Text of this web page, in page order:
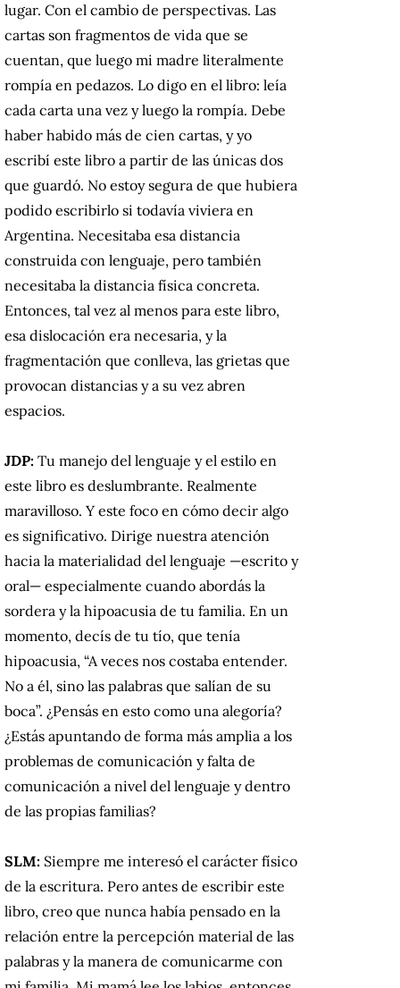
lugar. Con el cambio de perspectivas. Las
cartas son fragmentos de vida que se
cuentan, que luego mi madre literalmente
rompía en pedazos. Lo digo en el libro: leía
cada carta una vez y luego la rompía. Debe
haber habido más de cien cartas, y yo
escribí este libro a partir de las únicas dos
que guardó. No estoy segura de que hubiera
podido escribirlo si todavía viviera en
Argentina. Necesitaba esa distancia
construida con lenguaje, pero también
necesitaba la distancia física concreta.
Entonces, tal vez al menos para este libro,
esa dislocación era necesaria, y la
fragmentación que conlleva, las grietas que
provocan distancias y a su vez abren
espacios.
JDP: Tu manejo del lenguaje y el estilo en
este libro es deslumbrante. Realmente
maravilloso. Y este foco en cómo decir algo
es significativo. Dirige nuestra atención
hacia la materialidad del lenguaje —escrito y
oral— especialmente cuando abordás la
sordera y la hipoacusia de tu familia. En un
momento, decís de tu tío, que tenía
hipoacusia, “A veces nos costaba entender.
No a él, sino las palabras que salían de su
boca”. ¿Pensás en esto como una alegoría?
¿Estás apuntando de forma más amplia a los
problemas de comunicación y falta de
comunicación a nivel del lenguaje y dentro
de las propias familias?
SLM: Siempre me interesó el carácter físico
de la escritura. Pero antes de escribir este
libro, creo que nunca había pensado en la
relación entre la percepción material de las
palabras y la manera de comunicarme con